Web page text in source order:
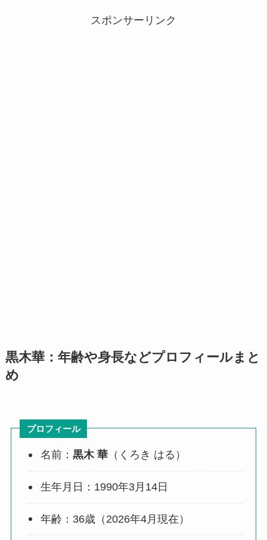
スポンサーリンク
黒木華：年齢や身長などプロフィールまと
め
プロフィール
名前：黒木 華 （くろき はる）
生年月日：1990年3月14日
年齢：36歳（2026年4月現在）